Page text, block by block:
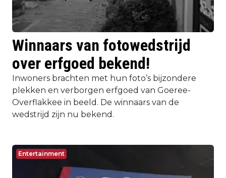
Winnaars van fotowedstrijd
over erfgoed bekend!
Inwoners brachten met hun foto’s bijzondere
plekken en verborgen erfgoed van Goeree-
Overflakkee in beeld. De winnaars van de
wedstrijd zijn nu bekend.
Entertainment